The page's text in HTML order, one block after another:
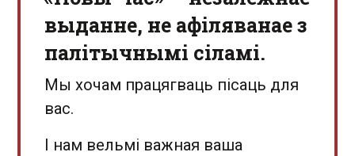
выданне, не афіляванае з
палітычнымі сіламі.
Мы хочам працягваць пісаць для
вас.
І нам вельмі важная ваша